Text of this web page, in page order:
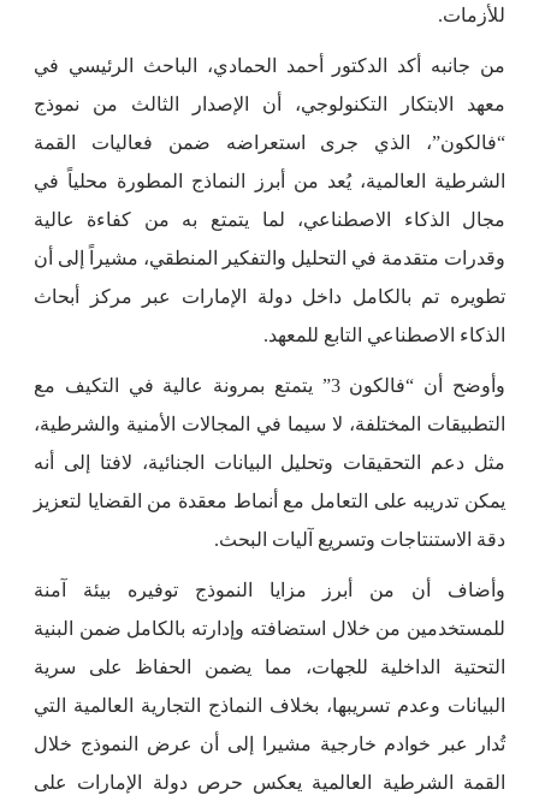
للأزمات.
من جانبه أكد الدكتور أحمد الحمادي، الباحث الرئيسي في
معهد الابتكار التكنولوجي، أن الإصدار الثالث من نموذج
“فالكون”، الذي جرى استعراضه ضمن فعاليات القمة
الشرطية العالمية، يُعد من أبرز النماذج المطورة محلياً في
مجال الذكاء الاصطناعي، لما يتمتع به من كفاءة عالية
وقدرات متقدمة في التحليل والتفكير المنطقي، مشيراً إلى أن
تطويره تم بالكامل داخل دولة الإمارات عبر مركز أبحاث
الذكاء الاصطناعي التابع للمعهد.
وأوضح أن “فالكون 3” يتمتع بمرونة عالية في التكيف مع
التطبيقات المختلفة، لا سيما في المجالات الأمنية والشرطية،
مثل دعم التحقيقات وتحليل البيانات الجنائية، لافتا إلى أنه
يمكن تدريبه على التعامل مع أنماط معقدة من القضايا لتعزيز
دقة الاستنتاجات وتسريع آليات البحث.
وأضاف أن من أبرز مزايا النموذج توفيره بيئة آمنة
للمستخدمين من خلال استضافته وإدارته بالكامل ضمن البنية
التحتية الداخلية للجهات، مما يضمن الحفاظ على سرية
البيانات وعدم تسريبها، بخلاف النماذج التجارية العالمية التي
تُدار عبر خوادم خارجية مشيرا إلى أن عرض النموذج خلال
القمة الشرطية العالمية يعكس حرص دولة الإمارات على